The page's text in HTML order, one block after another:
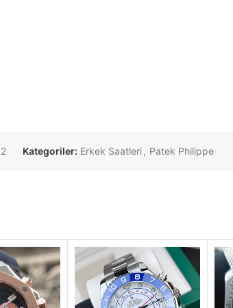
Kategoriler: Erkek Saatleri, Patek Philippe